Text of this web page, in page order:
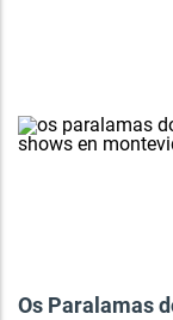
Os Paralamas